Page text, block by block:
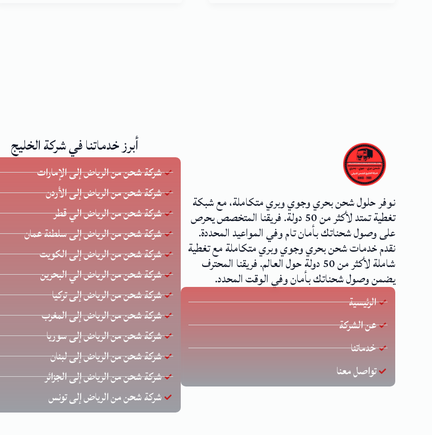
نوفر حلول شحن بحري وجوي وبري متكاملة، مع شبكة
تغطية تمتد لأكثر من 50 دولة. فريقنا المتخصص يحرص
على وصول شحناتك بأمان تام وفي المواعيد المحددة.
نقدم خدمات شحن بحري وجوي وبري متكاملة مع تغطية
شاملة لأكثر من 50 دولة حول العالم. فريقنا المحترف
يضمن وصول شحناتك بأمان وفي الوقت المحدد.
الرئيسية
عن الشركة
خدماتنا
تواصل معنا
أبرز خدماتنا في شركة الخليج
شركة شحن من الرياض إلى الإمارات
شركة شحن من الرياض إلى الأردن
شركة شحن من الرياض الي قطر
شركة شحن من الرياض إلى سلطنة عمان
شركة شحن من الرياض إلى الكويت
شركة شحن من الرياض الي البحرين
شركة شحن من الرياض إلى تركيا
شركة شحن من الرياض إلى المغرب
شركة شحن من الرياض إلى سوريا
شركة شحن من الرياض إلى لبنان
شركة شحن من الرياض إلى الجزائر
شركة شحن من الرياض إلى تونس